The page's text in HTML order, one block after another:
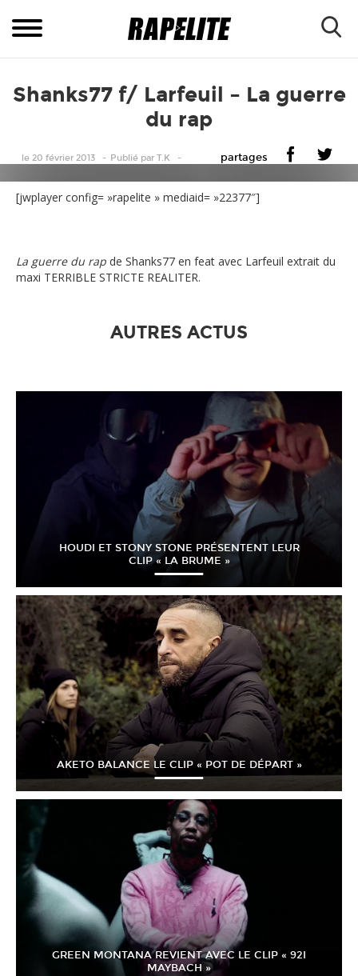
Shanks77 f/ Larfeuil – La guerre
du rap
le 20 février 2013 Publié par T.K partages
[jwplayer config= »rapelite » mediaid= »22377″]
La guerre du rap de Shanks77 en feat avec Larfeuil extrait du
maxi TERRIBLE STRICTE REALITER.
AUTRES ACTUS
HOUDI ET STONY STONE PRÉSENTENT LEUR
CLIP « LA BRUME »
AKETO BALANCE LE CLIP « POT DE DÉPART »
GREEN MONTANA REVIENT AVEC LE CLIP « 92I
MAYBACH »